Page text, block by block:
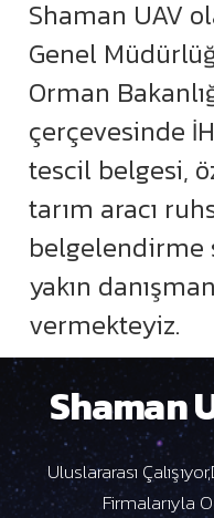
Shaman UAV
Genel
Orman
çerçevesinde
tescil belgesi,
tarım aracı
belgelendirme
yakın
vermekteyiz.
Shaman
Uluslararası
Firmalarıyla